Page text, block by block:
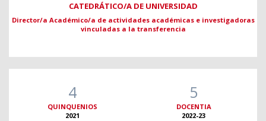
CATEDRÁTICO/A DE UNIVERSIDAD
Director/a Académico/a de actividades académicas e investigadoras
vinculadas a la transferencia
4
QUINQUENIOS
2021
5
DOCENTIA
2022-23